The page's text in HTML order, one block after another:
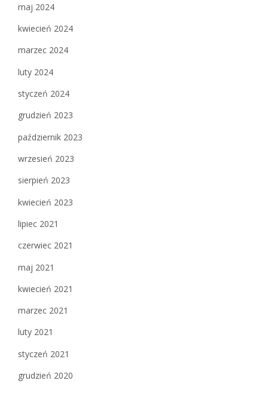
maj 2024
kwiecień 2024
marzec 2024
luty 2024
styczeń 2024
grudzień 2023
październik 2023
wrzesień 2023
sierpień 2023
kwiecień 2023
lipiec 2021
czerwiec 2021
maj 2021
kwiecień 2021
marzec 2021
luty 2021
styczeń 2021
grudzień 2020